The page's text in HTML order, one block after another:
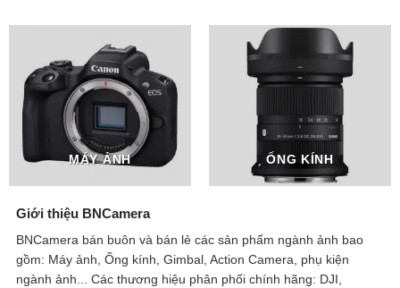
MÁY ẢNH ỐNG KÍNH
Giới thiệu BNCamera
BNCamera bán buôn và bán lẻ các sản phẩm ngành ảnh bao
gồm: Máy ảnh, Ống kính, Gimbal, Action Camera, phụ kiện
ngành ảnh...
Các thương hiệu phân phối chính hãng: DJI,